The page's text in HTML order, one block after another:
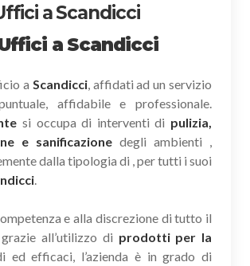
a Scandicci
a Scandicci
a Scandicci, affidati ad un servizio
affidabile e professionale.
si occupa di interventi di pulizia,
e sanificazione degli ambienti ,
dalla tipologia di , per tutti i suoi
.
e alla discrezione di tutto il
all’utilizzo di prodotti per la
ed efficaci, l’azienda è in grado di